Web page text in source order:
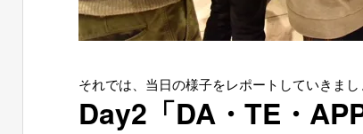
それでは、当日の様子をレポートしていきまし
Day2「DA・TE・